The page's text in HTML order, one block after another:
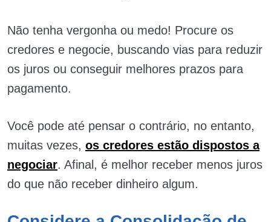
Não tenha vergonha ou medo! Procure os
credores e negocie, buscando vias para reduzir
os juros ou conseguir melhores prazos para
pagamento.
Você pode até pensar o contrário, no entanto,
muitas vezes, os credores estão dispostos a
negociar. Afinal, é melhor receber menos juros
do que não receber dinheiro algum.